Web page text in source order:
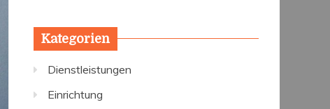
Kategorien
Dienstleistungen
Einrichtung